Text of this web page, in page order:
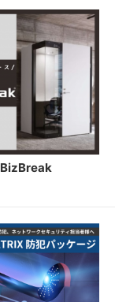
BizBreak